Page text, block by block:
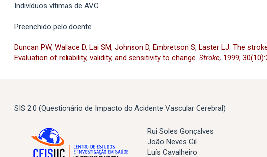
Indivíduos vítimas de AVC
Preenchido pelo doente
Duncan PW, Wallace D, Lai SM, Johnson D, Embretson S, Laster LJ. The
Evaluation of reliability, validity, and sensitivity to change. Stroke, 1999; 30(10
SIS 2.0 (Questionário de Impacto do Acidente Vascular Cerebral)
Rui Soles Gonçalves
João Neves Gil
Luís Cavalheiro